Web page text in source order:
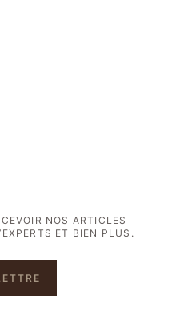
NOS ARTICLES
ET BIEN PLUS.